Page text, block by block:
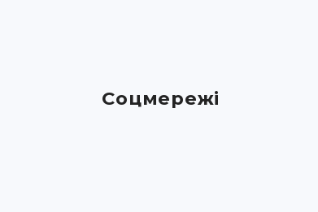
Соцмережі